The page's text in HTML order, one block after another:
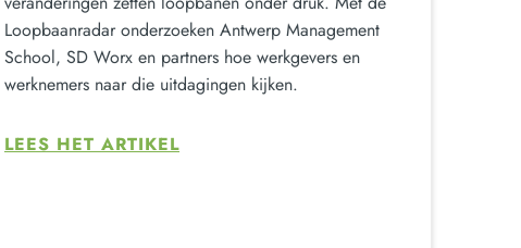
Loopbaanradar onderzoeken Antwerp Management
School, SD Worx en partners hoe werkgevers en
werknemers naar die uitdagingen kijken.
LEES HET ARTIKEL